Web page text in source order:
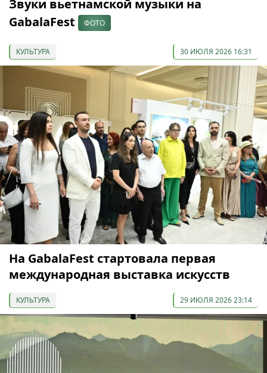
Звуки вьетнамской музыки на
GabalaFest
ФОТО
КУЛЬТУРА 30 ИЮЛЯ 2026 16:31
На GabalaFest стартовала первая
международная выставка искусств
КУЛЬТУРА 29 ИЮЛЯ 2026 23:14